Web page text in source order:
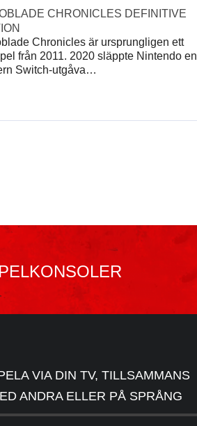
CHRONICLES DEFINITIVE
Chronicles är ursprungligen ett
från 2011. 2020 släppte Nintendo en
Switch-utgåva…
VIA DIN TV, TILLSAMMANS
ANDRA ELLER PÅ SPRÅNG